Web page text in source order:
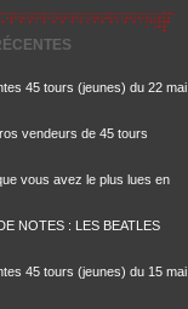
45 tours (jeunes) du 22 mai
vendeurs de 45 tours
vous avez le plus lues en
NOTES : LES BEATLES
45 tours (jeunes) du 15 mai